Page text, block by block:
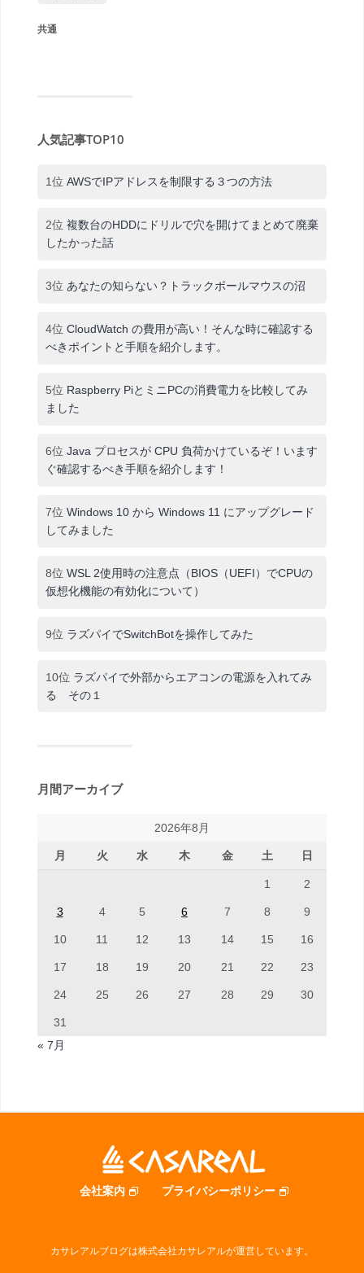
共通
人気記事TOP10
1位 AWSでIPアドレスを制限する３つの方法
2位 複数台のHDDにドリルで穴を開けてまとめて廃棄
したかった話
3位 あなたの知らない？トラックボールマウスの沼
4位 CloudWatch の費用が高い！そんな時に確認する
べきポイントと手順を紹介します。
5位 Raspberry PiとミニPCの消費電力を比較してみ
ました
6位 Java プロセスが CPU 負荷かけているぞ！います
ぐ確認するべき手順を紹介します！
7位 Windows 10 から Windows 11 にアップグレード
してみました
8位 WSL 2使用時の注意点（BIOS（UEFI）でCPUの
仮想化機能の有効化について）
9位 ラズパイでSwitchBotを操作してみた
10位 ラズパイで外部からエアコンの電源を入れてみ
る その１
月間アーカイブ
2026年8月
月 火 水 木 金 土 日
1 2
3 4 5 6 7 8 9
10 11 12 13 14 15 16
17 18 19 20 21 22 23
24 25 26 27 28 29 30
31
« 7月
会社案内 プライバシーポリシー
カサレアルブログは株式会社カサレアルが運営しています。